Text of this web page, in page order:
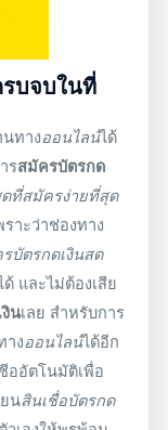
บจบในที่
ทางออนไลน์ได้
รสมัครบัตรกด
ที่สมัครง่ายที่สุด
ราะว่าช่องทาง
บัตรกดเงินสด
และไม่ต้องเสีย
นเลย สำหรับการ
างออนไลน์ได้อีก
ออัตโนมัติเพื่อ
นสินเชื่อบัตรกด